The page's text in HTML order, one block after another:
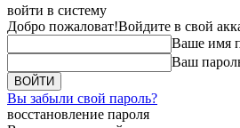
войти в систему
Добро пожаловат!Войдите в свой
Ваше имя
Ваш
Вы забыли свой пароль?
восстановление пароля